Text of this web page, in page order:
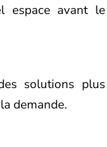
espace avant le
solutions plus
demande.